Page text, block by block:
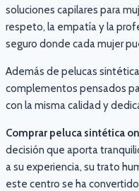
soluciones capilares para
respeto, la empatía y la
seguro donde cada mujer
Además de pelucas
complementos pensados
con la misma calidad y
Comprar peluca sintética
decisión que aporta
a su experiencia, su trato
este centro se ha